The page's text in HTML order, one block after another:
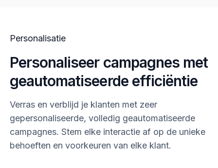
Personalisatie
Personaliseer campagnes met
geautomatiseerde efficiëntie
Verras en verblijd je klanten met zeer
gepersonaliseerde, volledig geautomatiseerde
campagnes. Stem elke interactie af op de unieke
behoeften en voorkeuren van elke klant.